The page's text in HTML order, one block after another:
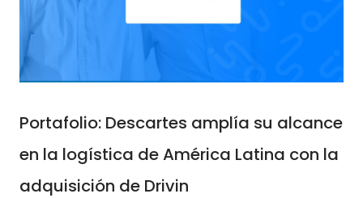
Portafolio: Descartes amplía su alcance
en la logística de América Latina con la
adquisición de Drivin